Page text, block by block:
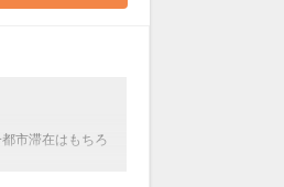
市滞在はもちろ